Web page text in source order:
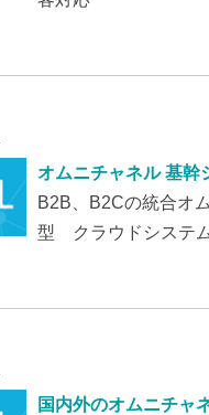
オムニチャネル 基幹
B2B、B2Cの統合オ
型 クラウドシステ
国内外のオムニチャ